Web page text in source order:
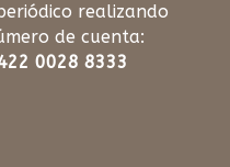
realizando
de cuenta:
0028 8333